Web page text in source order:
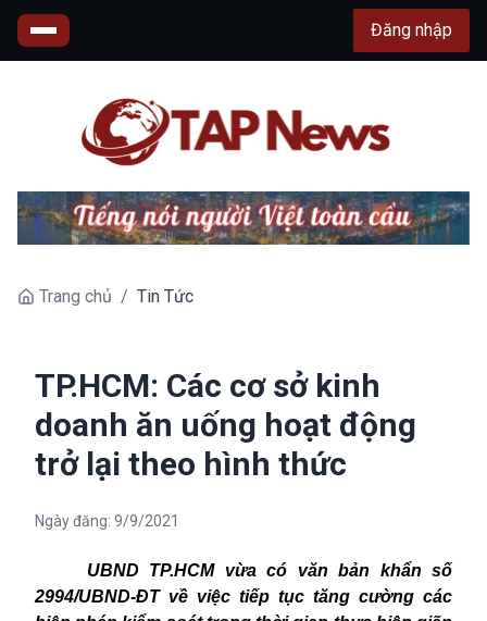
Đăng nhập
Trang chủ / Tin Tức
TP.HCM: Các cơ sở kinh
doanh ăn uống hoạt động
trở lại theo hình thức
Ngày đăng: 9/9/2021
UBND TP.HCM vừa có văn bản khẩn số
2994/UBND-ĐT về việc tiếp tục tăng cường các